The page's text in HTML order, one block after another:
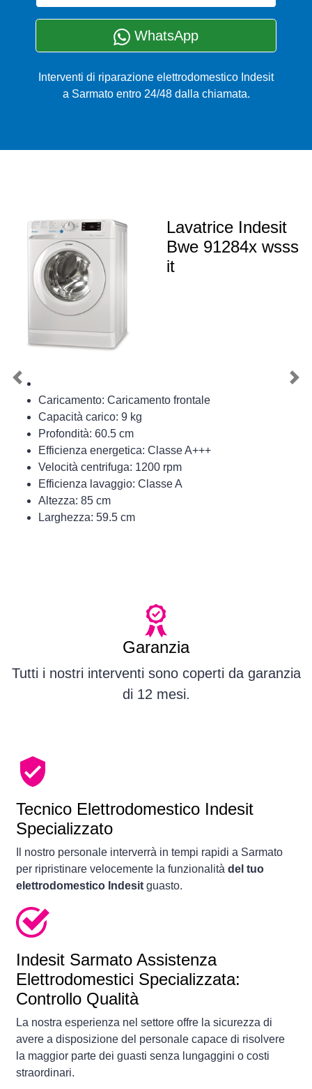
WhatsApp
Interventi di riparazione elettrodomestico Indesit
a Sarmato entro 24/48 dalla chiamata.
Lavatrice Indesit
Bwe 91284x wsss
it
Caricamento: Caricamento frontale
Capacità carico: 9 kg
Profondità: 60.5 cm
Efficienza energetica: Classe A+++
Velocità centrifuga: 1200 rpm
Efficienza lavaggio: Classe A
Altezza: 85 cm
Larghezza: 59.5 cm
Previous
Garanzia
Tutti i nostri interventi sono coperti da garanzia
di 12 mesi.
Tecnico Elettrodomestico Indesit
Specializzato
Il nostro personale interverrà in tempi rapidi a Sarmato
per ripristinare velocemente la funzionalità del tuo
elettrodomestico Indesit guasto.
Indesit Sarmato Assistenza
Elettrodomestici Specializzata:
Controllo Qualità
La nostra esperienza nel settore offre la sicurezza di
avere a disposizione del personale capace di risolvere
la maggior parte dei guasti senza lungaggini o costi
straordinari.